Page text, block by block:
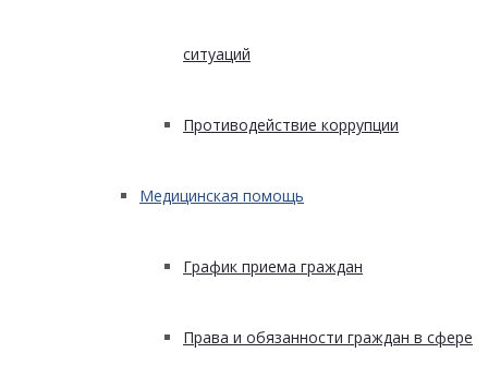
ситуаций
Противодействие коррупции
Медицинская помощь
График приема граждан
Права и обязанности граждан в сфере